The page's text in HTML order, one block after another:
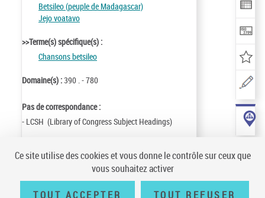
Betsileo (peuple de Madagascar)
Jejo voatavo
>>Terme(s) spécifique(s) :
Chansons betsileo
Domaine(s) :390 . - 780
Pas de correspondance :
- LCSH (Library of Congress Subject Headings)
Notice n° :FRBNF14571550
Mise à jour :13/12/02
Ce site utilise des cookies et vous donne le contrôle sur ceux que
vous souhaitez activer
TOUT ACCEPTER TOUT REFUSER